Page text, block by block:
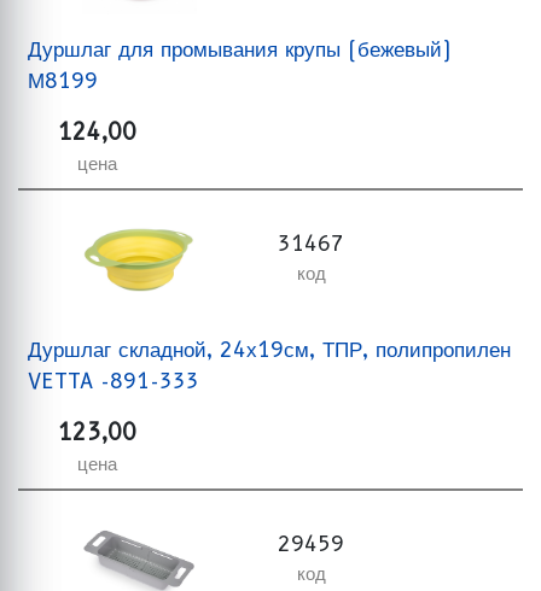
Дуршлаг для промывания крупы (бежевый)
М8199
124,00
цена
31467
код
Дуршлаг складной, 24х19см, ТПР, полипропилен
VETTA -891-333
123,00
цена
29459
код